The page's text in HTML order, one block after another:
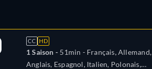
CC HD
1 Saison - 51min - Français, Allemand,
Anglais, Espagnol, Italien, Polonais,